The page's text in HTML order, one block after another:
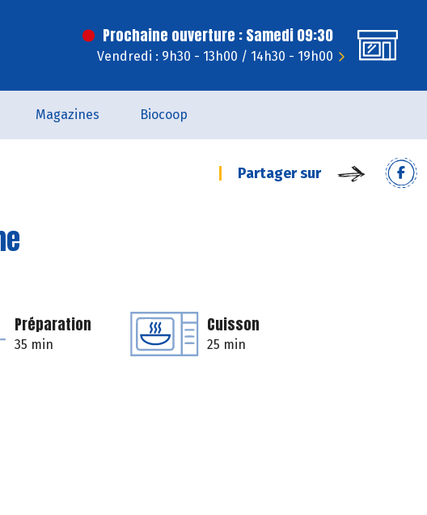
Prochaine ouverture : Samedi 09:30
Vendredi : 9h30 - 13h00 / 14h30 - 19h00
Magazines Biocoop
Partager sur
Préparation
35 min
Cuisson
25 min